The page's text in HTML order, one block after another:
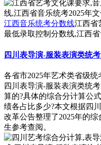
江西音乐统考分数线江西省
最低录取控制分数线,江西
四川表导演-服装表演类统
各省市2025年艺术类省级
四川表导演-服装表演类统
算的?具体的综合分计算公
绩各占比多少?本文根据四
改革公告整理了2025年的
生参考查阅。